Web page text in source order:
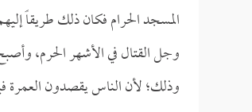
المسجد الحرام فكان ذلك طريقاً
وجل القتال في الأشهر الحرم،
وذلك؛ لأن الناس يقصدون العمرة